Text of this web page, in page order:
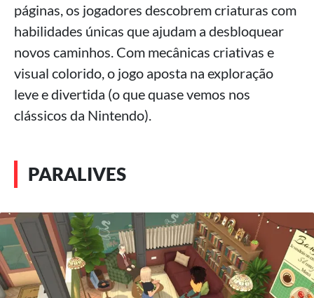
páginas, os jogadores descobrem criaturas com
habilidades únicas que ajudam a desbloquear
novos caminhos. Com mecânicas criativas e
visual colorido, o jogo aposta na exploração
leve e divertida (o que quase vemos nos
clássicos da Nintendo).
PARALIVES